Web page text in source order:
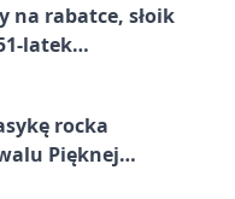
na rabatce, słoik
latek
rocka
Pięknej